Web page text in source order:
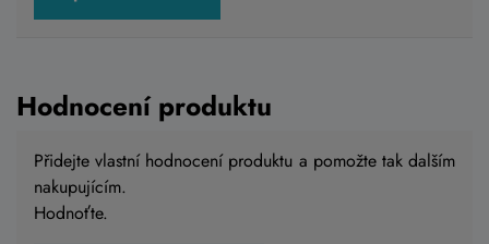
Do košíku
Hodnocení produktu
Přidejte vlastní hodnocení produktu a pomožte tak dalším
nakupujícím.
Hodnoťte.